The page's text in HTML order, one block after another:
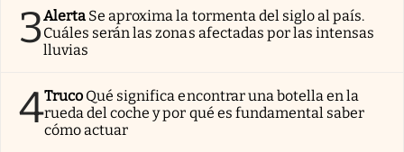
3Alerta Se aproxima la tormenta del siglo al país.
Cuáles serán las zonas afectadas por las intensas
lluvias
4Truco Qué significa encontrar una botella en la
rueda del coche y por qué es fundamental saber
cómo actuar